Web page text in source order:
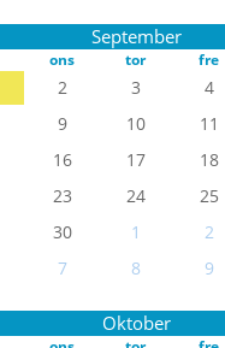
September
ons tor fre
2 3 4
9 10 11
16 17 18
23 24 25
30 1 2
7 8 9
Oktober